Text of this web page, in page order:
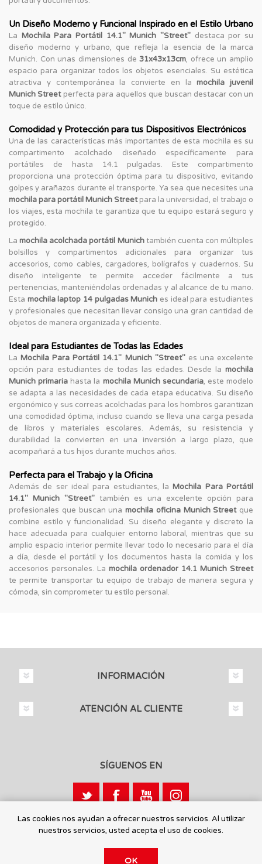
Un Diseño Moderno y Funcional Inspirado en el Estilo Urbano
La Mochila Para Portátil 14.1'' Munich "Street" destaca por su
diseño moderno y urbano, que refleja la esencia de la marca
Munich. Con unas dimensiones de31x43x13cm, ofrece un amplio
espacio para organizar todos los objetos esenciales. Su estética
atractiva y contemporánea la convierte en lamochila juvenil
Munich Streetperfecta para aquellos que buscan destacar con un
toque de estilo único.
Comodidad y Protección para tus Dispositivos Electrónicos
Una de las características más importantes de esta mochila es su
compartimento acolchado diseñado específicamente para
portátiles de hasta 14.1 pulgadas. Este compartimento
proporciona una protección óptima para tu dispositivo, evitando
golpes y arañazos durante el transporte. Ya sea que necesites una
mochila para portátil Munich Streetpara la universidad, el trabajo o
los viajes, esta mochila te garantiza que tu equipo estará seguro y
protegido.
Lamochila acolchada portátil Munichtambién cuenta con múltiples
bolsillos y compartimentos adicionales para organizar tus
accesorios, como cables, cargadores, bolígrafos y cuadernos. Su
diseño inteligente te permite acceder fácilmente a tus
pertenencias, manteniéndolas ordenadas y al alcance de tu mano.
Esta mochila laptop 14 pulgadas Munich es ideal para estudiantes
y profesionales que necesitan llevar consigo una gran cantidad de
objetos de manera organizada y eficiente.
Ideal para Estudiantes de Todas las Edades
LaMochila Para Portátil 14.1'' Munich "Street"es una excelente
opción para estudiantes de todas las edades. Desde la mochila
Munich primaria hasta la mochila Munich secundaria, este modelo
se adapta a las necesidades de cada etapa educativa. Su diseño
ergonómico y sus correas acolchadas para los hombros garantizan
una comodidad óptima, incluso cuando se lleva una carga pesada
de libros y materiales escolares. Además, su resistencia y
durabilidad la convierten en una inversión a largo plazo, que
acompañará a tus hijos durante muchos años.
Perfecta para el Trabajo y la Oficina
Además de ser ideal para estudiantes, laMochila Para Portátil
14.1'' Munich "Street" también es una excelente opción para
profesionales que buscan una mochila oficina Munich Streetque
combine estilo y funcionalidad. Su diseño elegante y discreto la
hace adecuada para cualquier entorno laboral, mientras que su
amplio espacio interior permite llevar todo lo necesario para el día
a día, desde el portátil y los documentos hasta la comida y los
accesorios personales. La mochila ordenador 14.1 Munich Street
te permite transportar tu equipo de trabajo de manera segura y
cómoda, sin comprometer tu estilo personal.
INFORMACIÓN
ATENCIÓN AL CLIENTE
SÍGUENOS EN
Calle León, 1 - 03440 Ibi, Alicante
Las cookies nos ayudan a ofrecer nuestros servicios. Al utilizar
nuestros servicios, usted acepta el uso de cookies.
OK